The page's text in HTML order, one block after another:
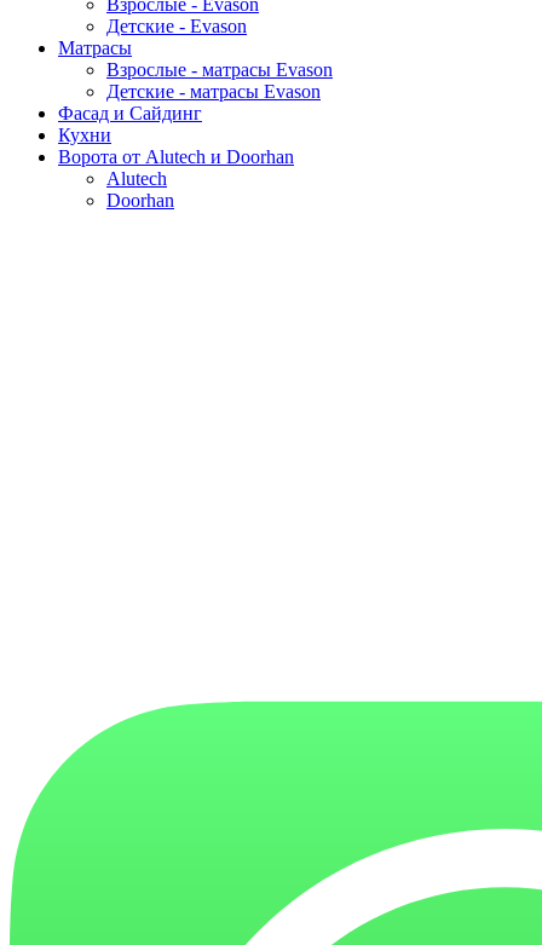
Детские - Evason
Матрасы
Взрослые - матрасы Evason
Детские - матрасы Evason
Фасад и Сайдинг
Кухни
Ворота от Alutech и Doorhan
Alutech
Doorhan